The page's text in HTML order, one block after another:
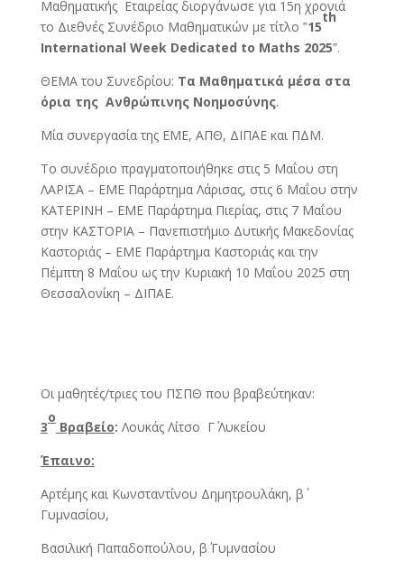
Μαθηματικής Εταιρείας διοργάνωσε για 15η χρονιά
το Διεθνές Συνέδριο Μαθηματικών με τίτλο ‟15
th
International Week Dedicated to Maths 2025”.
ΘΕΜΑ του Συνεδρίου: Τα Μαθηματικά μέσα στα
όρια της Ανθρώπινης Νοημοσύνης.
Μία συνεργασία της ΕΜΕ, ΑΠΘ, ΔΙΠΑΕ και ΠΔΜ.
Το συνέδριο πραγματοποιήθηκε στις 5 Μαΐου στη
ΛΑΡΙΣΑ – ΕΜΕ Παράρτημα Λάρισας, στις 6 Μαΐου στην
ΚΑΤΕΡΙΝΗ – ΕΜΕ Παράρτημα Πιερίας, στις 7 Μαΐου
στην ΚΑΣΤΟΡΙΑ – Πανεπιστήμιο Δυτικής Μακεδονίας
Καστοριάς – ΕΜΕ Παράρτημα Καστοριάς και την
Πέμπτη 8 Μαΐου ως την Κυριακή 10 Μαΐου 2025 στη
Θεσσαλονίκη – ΔΙΠΑΕ.
Οι μαθητές/τριες του ΠΣΠΘ που βραβεύτηκαν:
3
ο
Βραβείο: Λουκάς Λίτσο Γ΄ Λυκείου
Έπαινο:
Αρτέμης και Κωνσταντίνου Δημητρουλάκη, β΄
Γυμνασίου,
Βασιλική Παπαδοπούλου, β΄ Γυμνασίου